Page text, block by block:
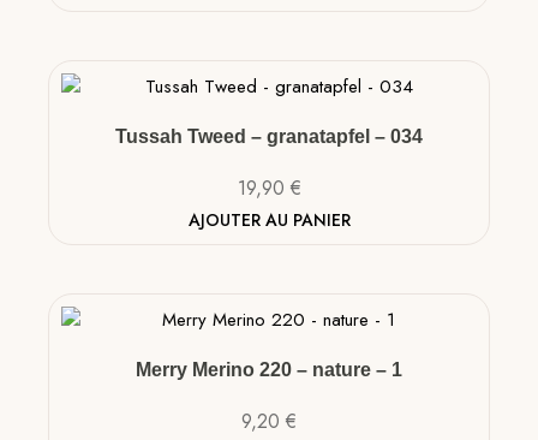
Tussah Tweed – granatapfel – 034
19,90 €
AJOUTER AU PANIER
Merry Merino 220 – nature – 1
9,20 €